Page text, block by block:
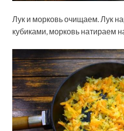
Лук и морковь очищаем. Лук
кубиками, морковь натираем